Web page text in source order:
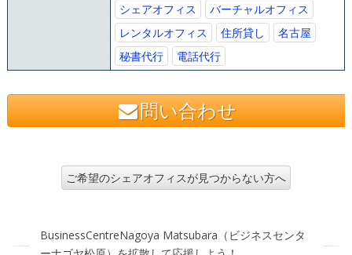
シェアオフィス
バーチャルオフィス
レンタルオフィス
住所貸し
名古屋
秘書代行
電話代行
問い合わせ
ご希望のシェアオフィスが見つからない方へ
BusinessCentreNagoya Matsubara（ビジネスセンタ